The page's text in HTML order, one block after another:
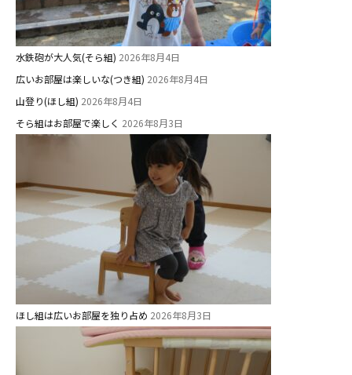
水鉄砲が大人気(そら組) 2026年8月4日
広いお部屋は楽しいな(つき組) 2026年8月4日
山登り(ほし組) 2026年8月4日
そら組はお部屋で楽しく 2026年8月3日
ほし組は広いお部屋を独り占め 2026年8月3日
園のこと
園舎案内
安⼼・安全対策
給⾷
理事長のことば
教育と保育
美⽊多幼稚園の理想
園の1⽇
年間⾏事
預かり保育［ヒラソル ]